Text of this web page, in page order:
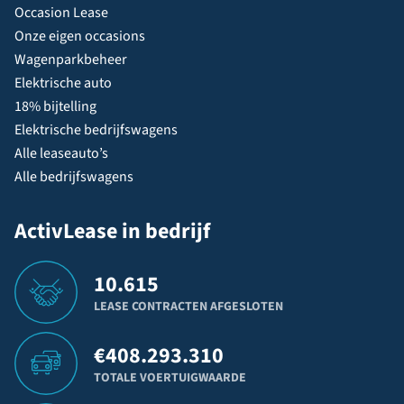
Occasion Lease
Onze eigen occasions
Wagenparkbeheer
Elektrische auto
18% bijtelling
Elektrische bedrijfswagens
Alle leaseauto’s
Alle bedrijfswagens
ActivLease in bedrijf
10.615
LEASE CONTRACTEN AFGESLOTEN
€408.293.310
TOTALE VOERTUIGWAARDE